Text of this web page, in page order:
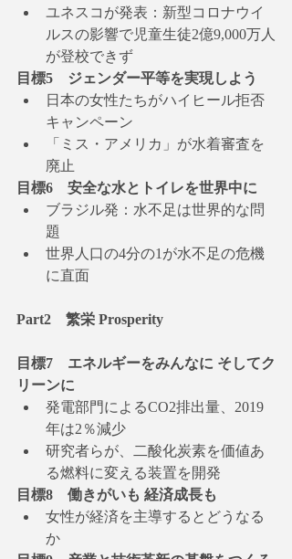
ユネスコが発表：新型コロナウイ
ルスの影響で児童生徒2億9,000万人
が登校できず
目標5　ジェンダー平等を実現しよう
日本の女性たちがハイヒール拒否
キャンペーン
「ミス・アメリカ」が水着審査を
廃止
目標6　安全な水とトイレを世界中に
ブラジル発：水不足は世界的な問
題
世界人口の4分の1が水不足の危機
に直面
Part2　繁栄 Prosperity
目標7　エネルギーをみんなに そしてク
リーンに
発電部門によるCO2排出量、2019
年は2％減少
研究者らが、二酸化炭素を価値あ
る燃料に変える装置を開発
目標8　働きがいも 経済成長も
女性が経済を主導するとどうなる
か